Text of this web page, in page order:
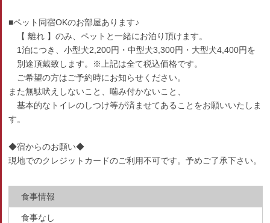
■ペット同宿OKのお部屋あります♪
【 離れ 】のみ、ペットと一緒にお泊り頂けます。
1泊につき、小型犬2,200円・中型犬3,300円・大型犬4,400円を
別途頂戴致します。※上記は全て税込価格です。
ご希望の方はご予約時にお知らせください。
また無駄吠えしないこと、噛み付かないこと、
基本的なトイレのしつけ等が済ませてあることをお願いいたしま
す。
◆宿からのお願い◆
現地でのクレジットカードのご利用不可です。予めご了承下さい。
食事情報
食事なし